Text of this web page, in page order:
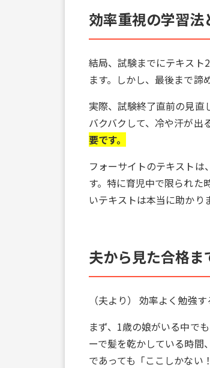
効率重視の学習法
結局、試験までにテキスト
ます。しかし、最後まで諦
実際、試験終了直前の見直
バクバクして、冷や汗が出
要です。
フォーサイトのテキストは
す。特に育児中で限られた
いテキストは本当に助かり
夫から見た合格ま
（夫より） 効率よく勉強
まず、1歳の娘がいる中で
ーで髪を乾かしている時間
であっても「ここしかない